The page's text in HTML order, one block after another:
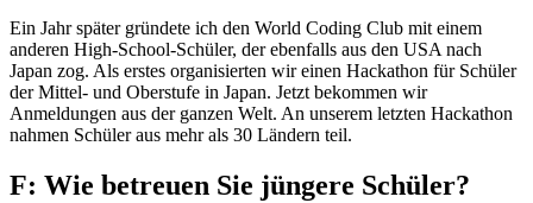
Ein Jahr später gründete ich den World Coding Club mit einem
anderen High-School-Schüler, der ebenfalls aus den USA nach
Japan zog. Als erstes organisierten wir einen Hackathon für Schüler
der Mittel- und Oberstufe in Japan. Jetzt bekommen wir
Anmeldungen aus der ganzen Welt. An unserem letzten Hackathon
nahmen Schüler aus mehr als 30 Ländern teil.
F: Wie betreuen Sie jüngere Schüler?